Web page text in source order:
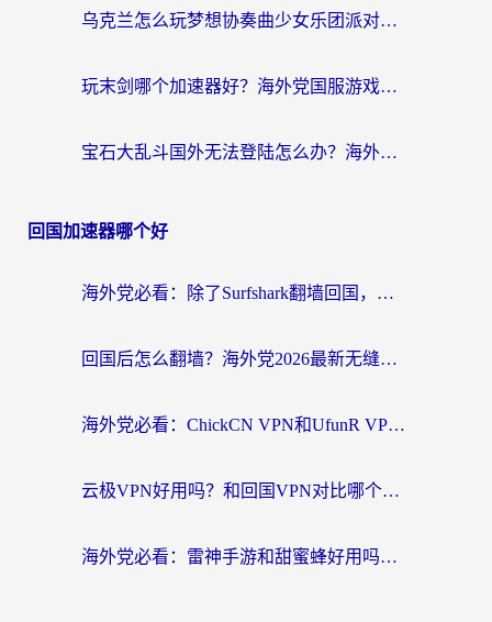
乌克兰怎么玩梦想协奏曲少女乐团派对？海外党国服游戏加速全攻略（附欧洲重生细胞荒野行动不卡技巧）
玩末剑哪个加速器好？海外党国服游戏畅玩终极指南（附3款热门游戏实测）
宝石大乱斗国外无法登陆怎么办？海外玩家专属加速指南（附穿越火线原野传说解决方案）
回国加速器哪个好
海外党必看：除了Surfshark翻墙回国，这些加速器选择技巧你真的懂吗？
回国后怎么翻墙？海外党2026最新无缝访问国内资源全攻略（附对比实测）
海外党必看：ChickCN VPN和UfunR VPN对比哪个回国效果更好？附实用选择指南
云极VPN好用吗？和回国VPN对比哪个回国效果更好？海外党亲测避坑指南
海外党必看：雷神手游和甜蜜蜂好用吗？3步选对回国加速器无缝刷国内资源